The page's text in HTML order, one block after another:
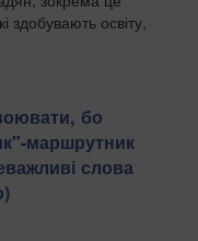
здобувають освіту,
бо
маршрутник
слова